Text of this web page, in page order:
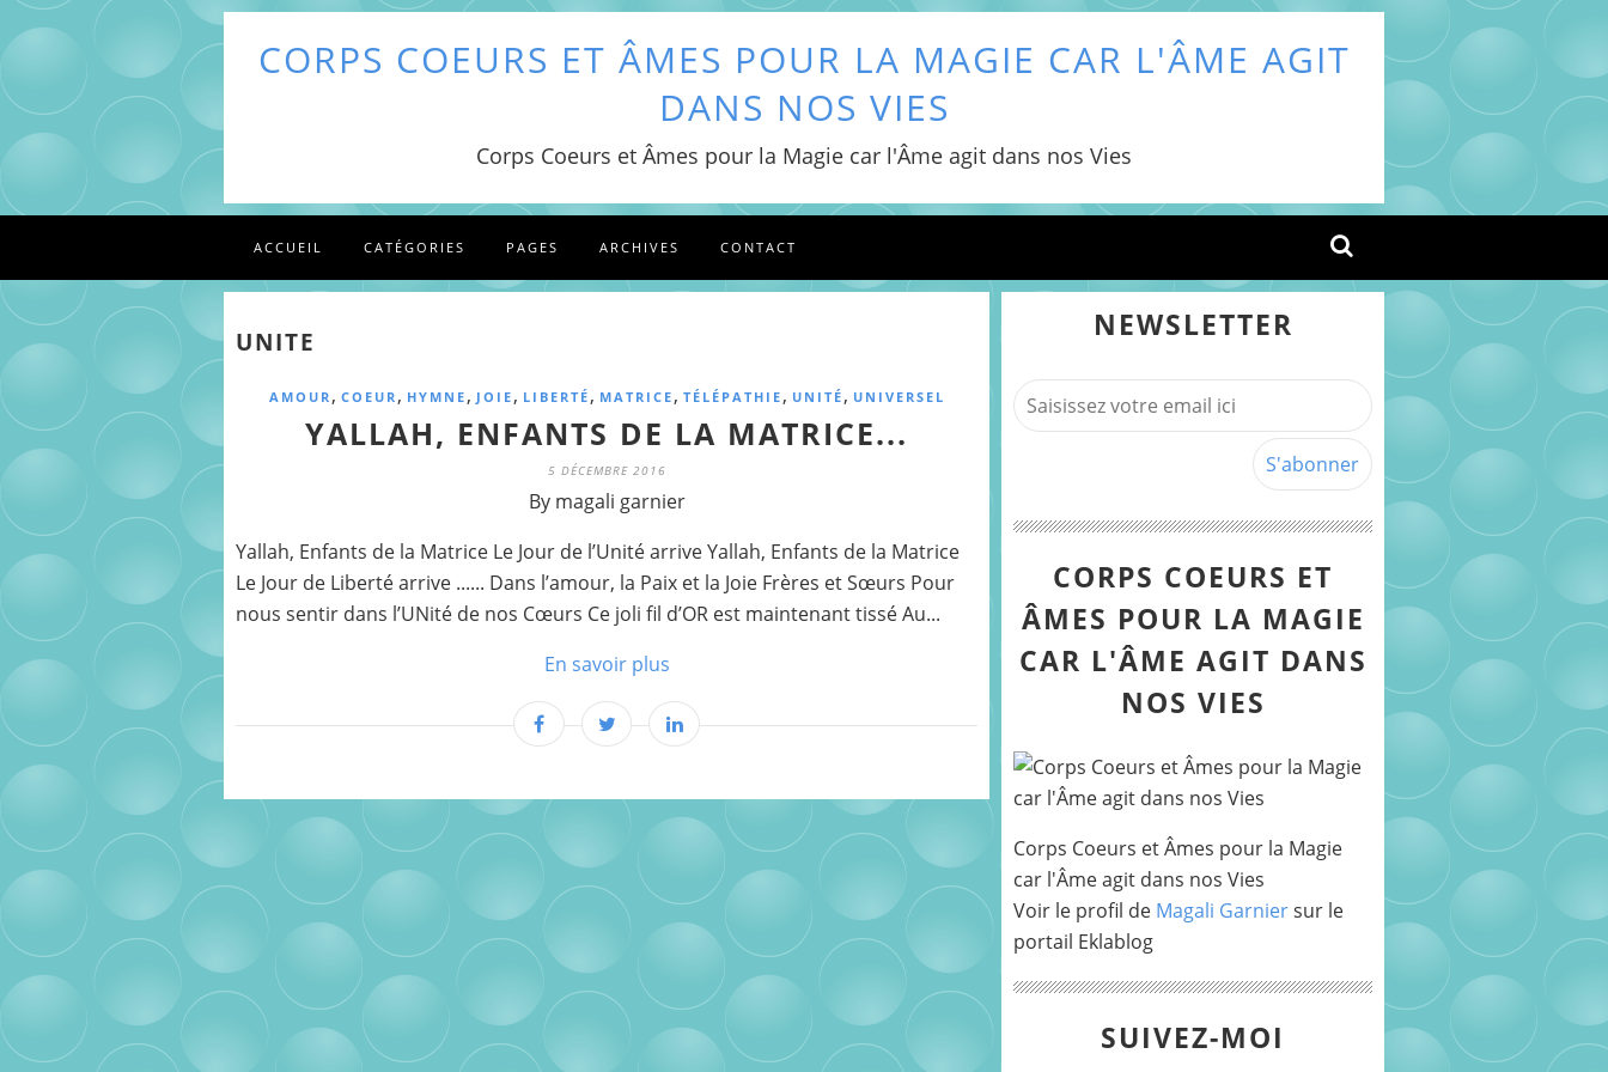
CORPS COEURS ET ÂMES POUR LA MAGIE CAR L'ÂME AGIT
DANS NOS VIES
Corps Coeurs et Âmes pour la Magie car l'Âme agit dans nos Vies
ACCUEIL CATÉGORIES PAGES ARCHIVES CONTACT
UNITE
AMOUR, COEUR, HYMNE,JOIE, LIBERTÉ, MATRICE, TÉLÉPATHIE, UNITÉ, UNIVERSEL
YALLAH, ENFANTS DE LA MATRICE...
5 DÉCEMBRE 2016
By magali garnier
Yallah, Enfants de la Matrice Le Jour de l’Unité arrive Yallah, Enfants de la Matrice
Le Jour de Liberté arrive ...... Dans l’amour, la Paix et la Joie Frères et Sœurs Pour
nous sentir dans l’UNité de nos Cœurs Ce joli fil d’OR est maintenant tissé Au...
En savoir plus
NEWSLETTER
CORPS COEURS ET
ÂMES POUR LA MAGIE
CAR L'ÂME AGIT DANS
NOS VIES
Corps Coeurs et Âmes pour la Magie
car l'Âme agit dans nos Vies
Voir le profil de Magali Garniersur le
portail Eklablog
SUIVEZ-MOI